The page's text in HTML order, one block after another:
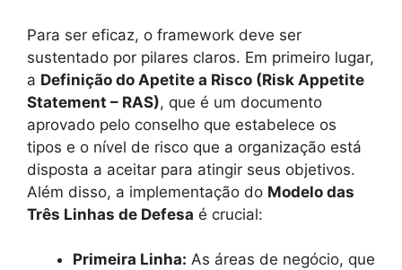
Para ser eficaz, o framework deve ser
sustentado por pilares claros. Em primeiro lugar,
a Definição do Apetite a Risco (Risk Appetite
Statement – RAS), que é um documento
aprovado pelo conselho que estabelece os
tipos e o nível de risco que a organização está
disposta a aceitar para atingir seus objetivos.
Além disso, a implementação do Modelo das
Três Linhas de Defesa é crucial:
Primeira Linha: As áreas de negócio, que